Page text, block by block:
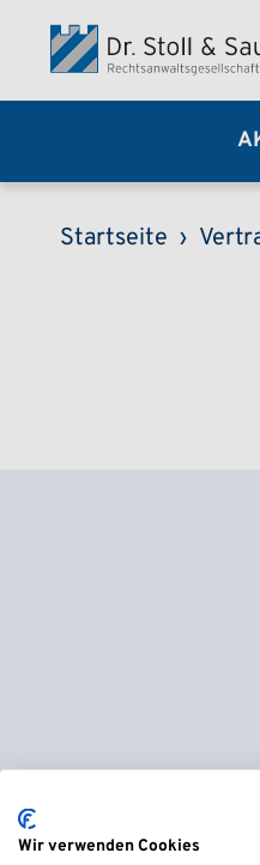
Direkt zum Inhalt
Startseite
Wir verwenden Cookies